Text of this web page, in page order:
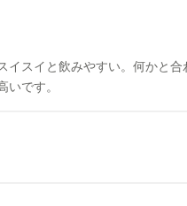
スイと飲みやすい。何かと
です。